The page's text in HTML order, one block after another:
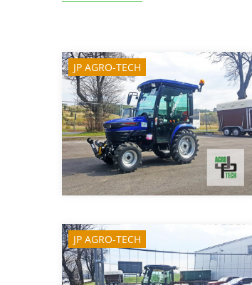
JP AGRO-TECH
JP AGRO-TECH